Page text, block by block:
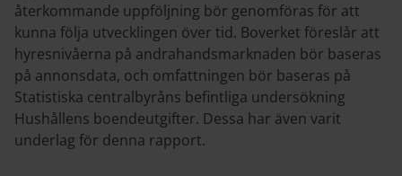
återkommande uppföljning bör genomföras för att
kunna följa utvecklingen över tid. Boverket föreslår att
hyresnivåerna på andrahandsmarknaden bör baseras
på annonsdata, och omfattningen bör baseras på
Statistiska centralbyråns befintliga undersökning
Hushållens boendeutgifter. Dessa har även varit
underlag för denna rapport.